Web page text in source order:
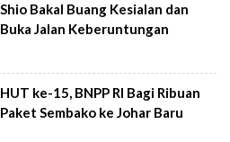
Shio Bakal Buang Kesialan dan
Buka Jalan Keberuntungan
HUT ke-15, BNPP RI Bagi Ribuan
Paket Sembako ke Johar Baru